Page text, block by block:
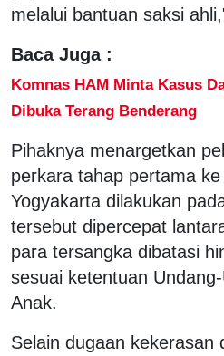
melalui bantuan saksi
Baca Juga :
Komnas HAM Minta Kasus
Dibuka Terang Benderang
Pihaknya menargetkan
perkara tahap pertama
Yogyakarta dilakukan
tersebut dipercepat
para tersangka dibatasi
sesuai ketentuan
Anak.
Selain dugaan kekerasan